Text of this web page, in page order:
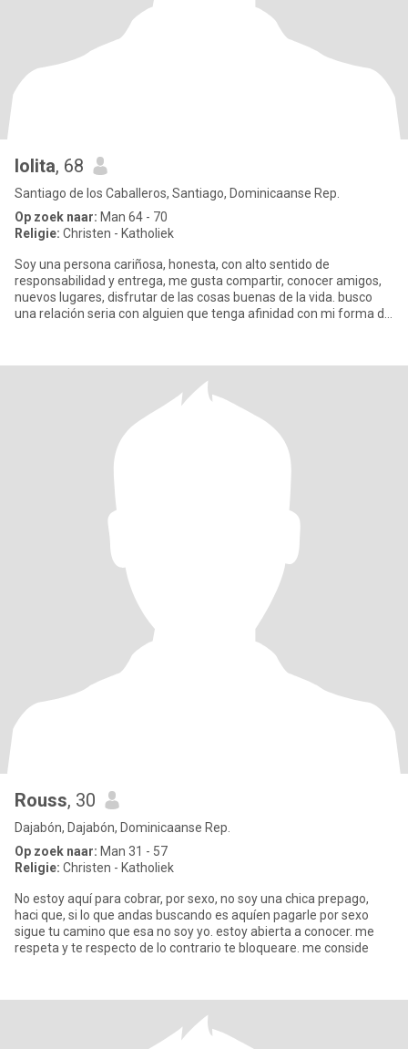
lolita, 68
Santiago de los Caballeros, Santiago, Dominicaanse Rep.
Op zoek naar: Man 64 - 70
Religie: Christen - Katholiek
Soy una persona cariñosa, honesta, con alto sentido de
responsabilidad y entrega, me gusta compartir, conocer amigos,
nuevos lugares, disfrutar de las cosas buenas de la vida. busco
una relación seria con alguien que tenga afinidad con mi forma de
Rouss, 30
Dajabón, Dajabón, Dominicaanse Rep.
Op zoek naar: Man 31 - 57
Religie: Christen - Katholiek
No estoy aquí para cobrar, por sexo, no soy una chica prepago,
haci que, si lo que andas buscando es aquíen pagarle por sexo
sigue tu camino que esa no soy yo. estoy abierta a conocer. me
respeta y te respecto de lo contrario te bloqueare. me conside